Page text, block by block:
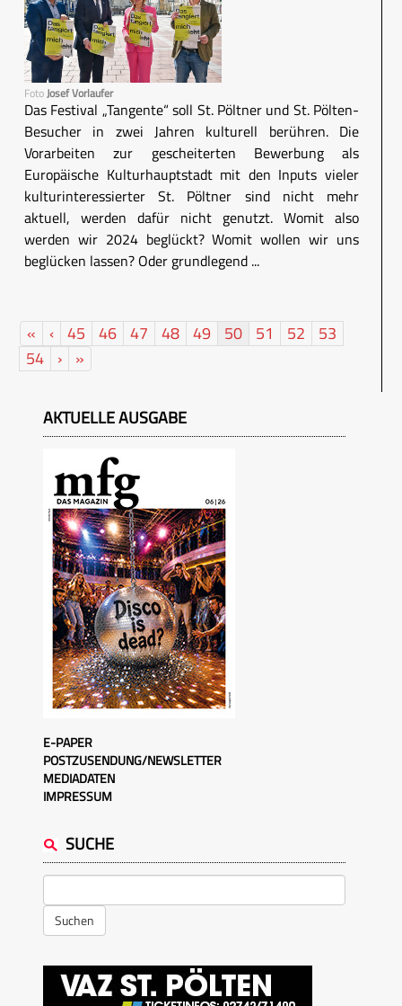
FotoJosef Vorlaufer
Das Festival „Tangente“ soll St. Pöltner und St. Pölten-
Besucher in zwei Jahren kulturell berühren. Die
Vorarbeiten zur gescheiterten Bewerbung als
Europäische Kulturhauptstadt mit den Inputs vieler
kulturinteressierter St. Pöltner sind nicht mehr
aktuell, werden dafür nicht genutzt. Womit also
werden wir 2024 beglückt? Womit wollen wir uns
beglücken lassen? Oder grundlegend ...
« ‹ 45 46 47 48 49 50 51 52
53
54 › »
AKTUELLE AUSGABE
E-PAPER
POSTZUSENDUNG/NEWSLETTER
MEDIADATEN
IMPRESSUM
SUCHE
Suchen